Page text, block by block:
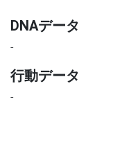
DNAデータ
-
行動データ
-